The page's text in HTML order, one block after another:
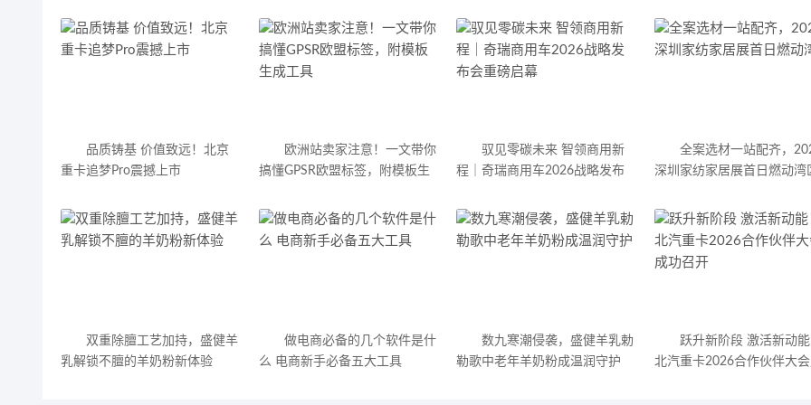
品质铸基 价值致远！北京
重卡追梦Pro震撼上市
欧洲站卖家注意！一文带你
搞懂GPSR欧盟标签，附模板生
驭见零碳未来 智领商用新
程｜奇瑞商用车2026战略发布
全案选材一站配齐，
深圳家纺家居展首日燃动湾
双重除膻工艺加持，盛健羊
乳解锁不膻的羊奶粉新体验
做电商必备的几个软件是什
么 电商新手必备五大工具
数九寒潮侵袭，盛健羊乳勅
勒歌中老年羊奶粉成温润守护
跃升新阶段 激活新动
北汽重卡2026合作伙伴大